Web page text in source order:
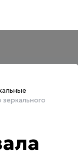
зеркального